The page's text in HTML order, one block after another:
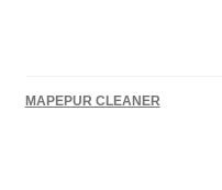
MAPEPUR CLEANER